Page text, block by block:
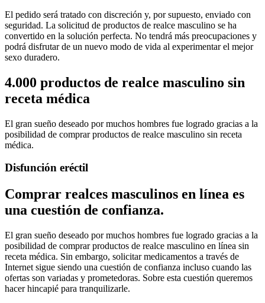
El pedido será tratado con discreción y, por supuesto, enviado con
seguridad. La solicitud de productos de realce masculino se ha
convertido en la solución perfecta. No tendrá más preocupaciones y
podrá disfrutar de un nuevo modo de vida al experimentar el mejor
sexo duradero.
4.000 productos de realce masculino sin
receta médica
El gran sueño deseado por muchos hombres fue logrado gracias a la
posibilidad de comprar productos de realce masculino sin receta
médica.
Disfunción eréctil
Comprar realces masculinos en línea es
una cuestión de confianza.
El gran sueño deseado por muchos hombres fue logrado gracias a la
posibilidad de comprar productos de realce masculino en línea sin
receta médica. Sin embargo, solicitar medicamentos a través de
Internet sigue siendo una cuestión de confianza incluso cuando las
ofertas son variadas y prometedoras. Sobre esta cuestión queremos
hacer hincapié para tranquilizarle.